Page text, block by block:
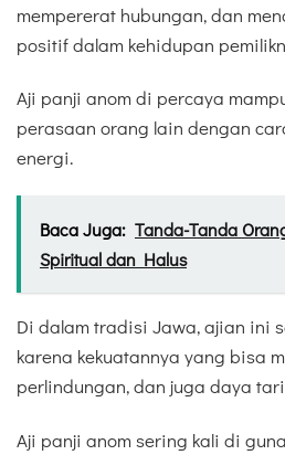
mempererat hubungan, dan
positif dalam kehidupan
Aji panji anom di percaya
perasaan orang lain dengan
energi.
Baca Juga: Tanda-Tanda
Spiritual dan Halus
Di dalam tradisi Jawa, ajian ini
karena kekuatannya yang bisa
perlindungan, dan juga daya
Aji panji anom sering kali di